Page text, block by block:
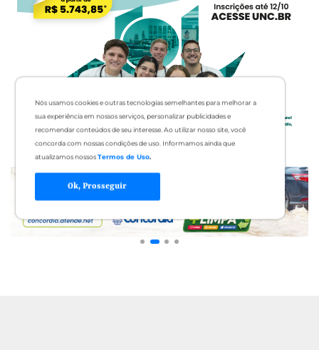
Nós usamos cookies e outras tecnologias semelhantes para melhorar a
sua experiência em nossos serviços, personalizar publicidades e
recomendar conteúdos de seu interesse. Ao utilizar nosso site, você
concorda com nossas condições de uso. Informamos ainda que
atualizamos nossosTermos de Uso.
Ok, Prosseguir